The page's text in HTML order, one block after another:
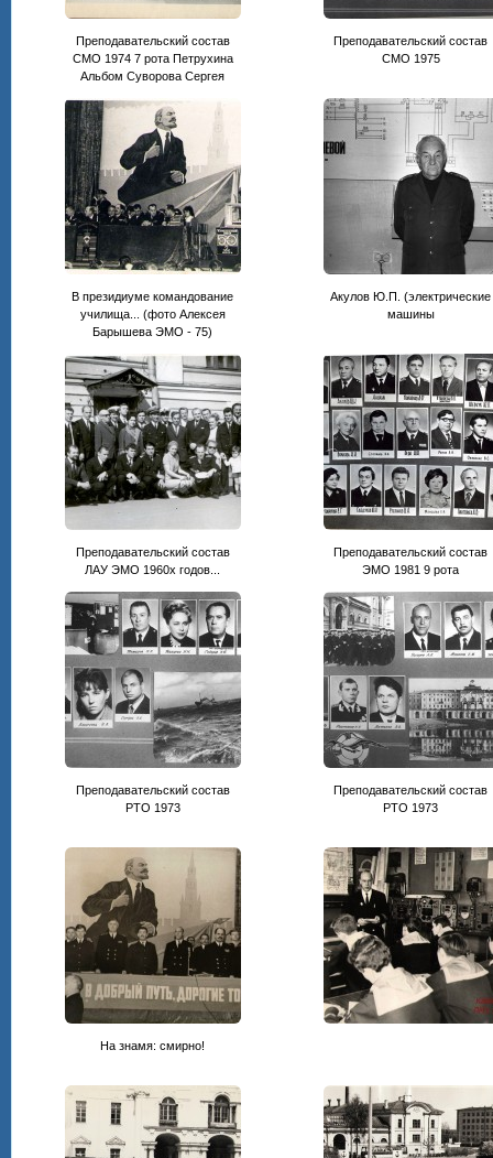
Преподавательский состав
СМО 1974 7 рота Петрухина
Альбом Суворова Сергея
Преподавательский состав
CМО 1975
В президиуме командование
училища... (фото Алексея
Барышева ЭМО - 75)
Акулов Ю.П. (электрические
машины
Преподавательский состав
ЛАУ ЭМО 1960х годов...
Преподавательский состав
ЭМО 1981 9 рота
Преподавательский состав
РТО 1973
Преподавательский состав
РТО 1973
На знамя: смирно!